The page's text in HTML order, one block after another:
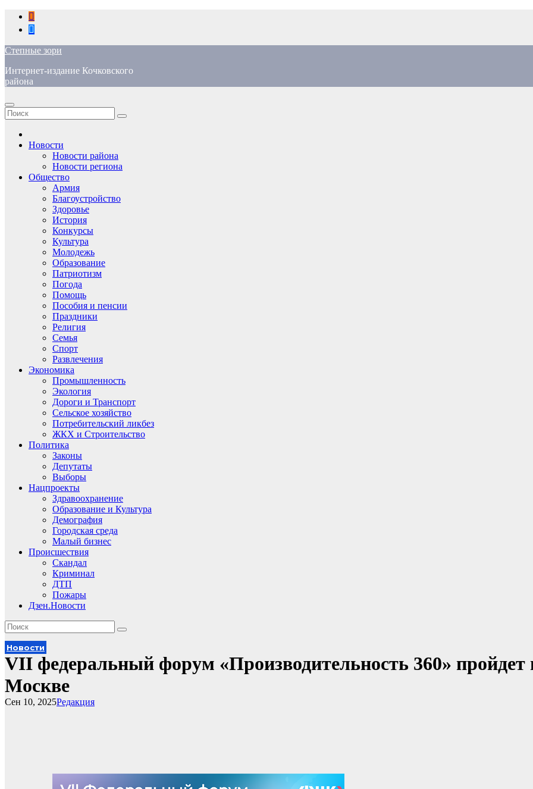
Перейти
содержимому
Степные зори
Интернет-издание Кочковского
района
Новости
Новости района
Новости региона
Общество
Армия
Благоустройство
Здоровье
История
Конкурсы
Культура
Молодежь
Образование
Патриотизм
Погода
Помощь
Пособия и пенсии
Праздники
Религия
Семья
Спорт
Развлечения
Экономика
Промышленность
Экология
Дороги и Транспорт
Сельское хозяйство
Потребительский ликбез
ЖКХ и Строительство
Политика
Законы
Депутаты
Выборы
Нацпроекты
Здравоохранение
Образование и Культура
Демография
Городская среда
Малый бизнес
Происшествия
Скандал
Криминал
ДТП
Пожары
Дзен.Новости
Новости
VII федеральный форум «Производительность 360» пройдет
Москве
Редакция
Сен 10, 2025